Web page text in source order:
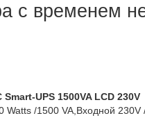
с временем
Smart-UPS 1500VA LCD 230V
Watts /1500 VA,Входной